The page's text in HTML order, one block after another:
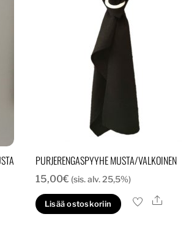
PURJERENGASPYYHE MUSTA/VALKOINEN
15,00€ (sis. alv. 25,5%)
Lisää ostoskoriin Ale